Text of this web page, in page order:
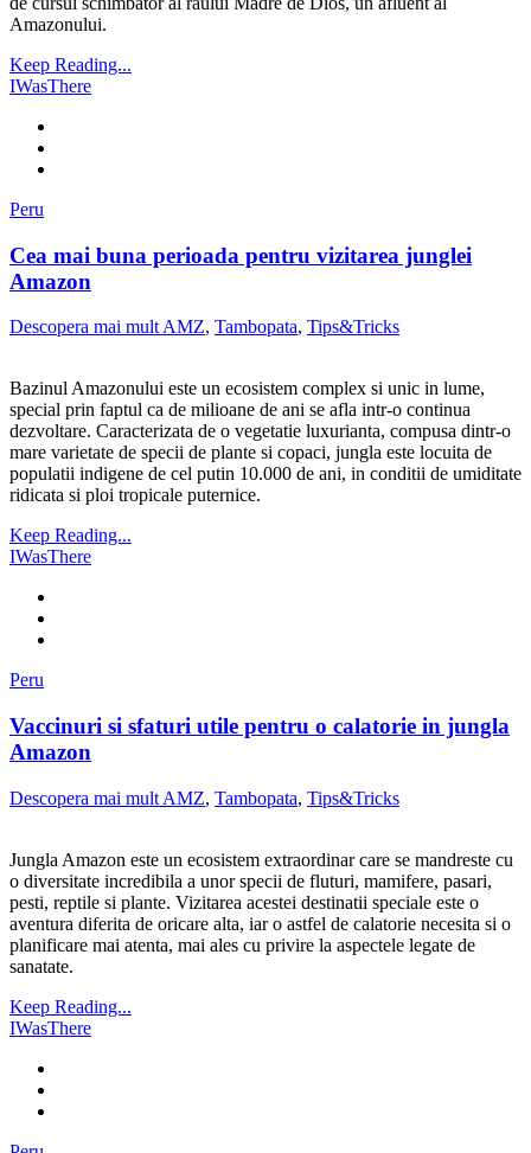
Amazonului.
Keep Reading...
IWasThere
Peru
Cea mai buna perioada pentru vizitarea junglei
Amazon
Descopera mai mult AMZ, Tambopata, Tips&Tricks
Bazinul Amazonului este un ecosistem complex si unic in lume,
special prin faptul ca de milioane de ani se afla intr-o continua
dezvoltare. Caracterizata de o vegetatie luxurianta, compusa dintr-o
mare varietate de specii de plante si copaci, jungla este locuita de
populatii indigene de cel putin 10.000 de ani, in conditii de umiditate
ridicata si ploi tropicale puternice.
Keep Reading...
IWasThere
Peru
Vaccinuri si sfaturi utile pentru o calatorie in jungla
Amazon
Descopera mai mult AMZ, Tambopata, Tips&Tricks
Jungla Amazon este un ecosistem extraordinar care se mandreste cu
o diversitate incredibila a unor specii de fluturi, mamifere, pasari,
pesti, reptile si plante. Vizitarea acestei destinatii speciale este o
aventura diferita de oricare alta, iar o astfel de calatorie necesita si o
planificare mai atenta, mai ales cu privire la aspectele legate de
sanatate.
Keep Reading...
IWasThere